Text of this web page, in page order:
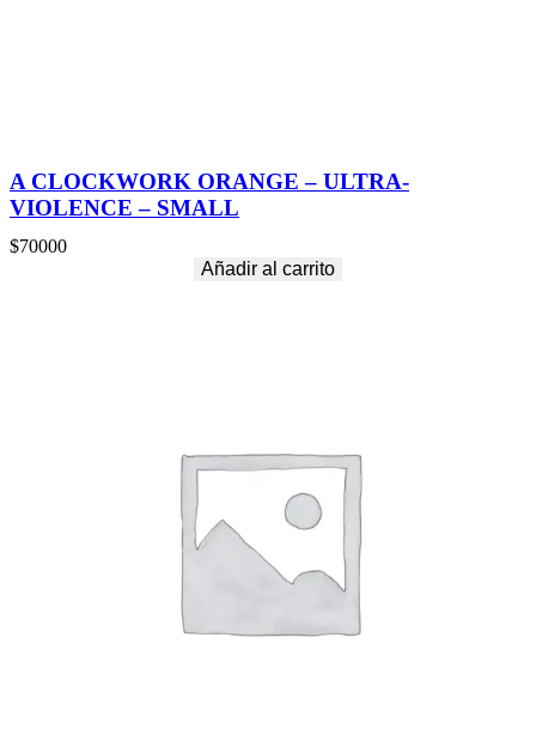
A CLOCKWORK ORANGE – ULTRA-
VIOLENCE – SMALL
$70000
Añadir al carrito